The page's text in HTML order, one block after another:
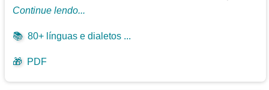
Continue lendo...
📚 80+ línguas e dialetos ...
🎁 PDF